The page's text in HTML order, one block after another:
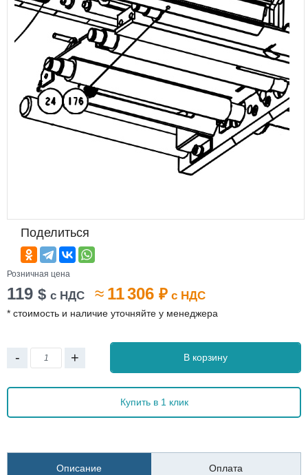
Поделиться
Розничная цена
119 $ с НДС ≈ 11 306 ₽ с НДС
* стоимость и наличие уточняйте у менеджера
- + В корзину
Купить в 1 клик
Описание Оплата